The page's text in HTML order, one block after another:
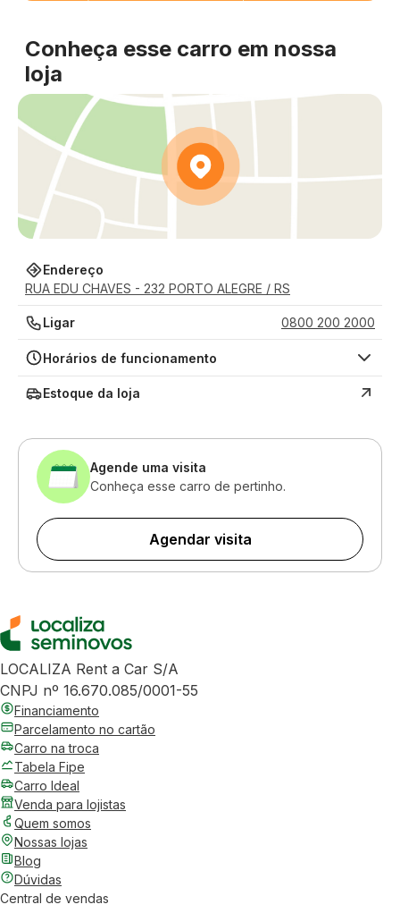
Conheça esse carro em nossa
loja
Endereço
RUA EDU CHAVES - 232 PORTO ALEGRE / RS
Ligar 0800 200 2000
Horários de funcionamento
Estoque da loja
Agende uma visita
Conheça esse carro de pertinho.
Agendar visita
LOCALIZA Rent a Car S/A
CNPJ nº 16.670.085/0001-55
Financiamento
Parcelamento no cartão
Carro na troca
Tabela Fipe
Carro Ideal
Venda para lojistas
Quem somos
Nossas lojas
Blog
Dúvidas
Central de vendas